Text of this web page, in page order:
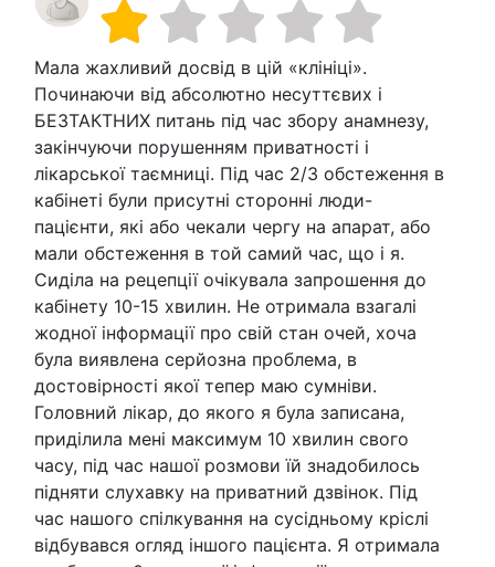
Мала жахливий досвід в цій «клініці».
Починаючи від абсолютно несуттєвих і
БЕЗТАКТНИХ питань під час збору анамнезу,
закінчуючи порушенням приватності і
лікарської таємниці. Під час 2/3 обстеження в
кабінеті були присутні сторонні люди-
пацієнти, які або чекали чергу на апарат, або
мали обстеження в той самий час, що і я.
Сиділа на рецепції очікувала запрошення до
кабінету 10-15 хвилин. Не отримала взагалі
жодної інформації про свій стан очей, хоча
була виявлена серйозна проблема, в
достовірності якої тепер маю сумніви.
Головний лікар, до якого я була записана,
приділила мені максимум 10 хвилин свого
часу, під час нашої розмови їй знадобилось
підняти слухавку на приватний дзвінок. Під
час нашого спілкування на сусідньому кріслі
відбувався огляд іншого пацієнта. Я отримала